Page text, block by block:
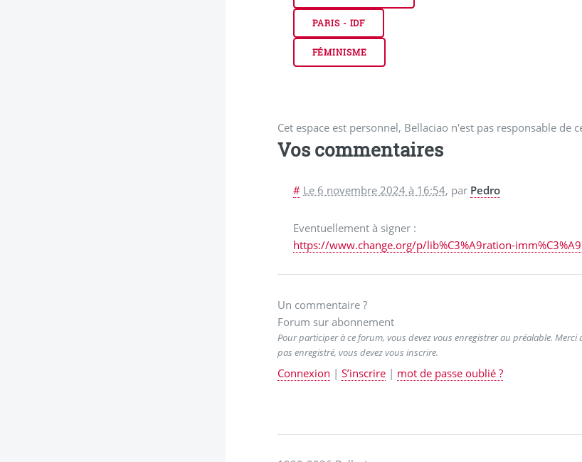
PARIS - IDF
FÉMINISME
Cet espace est personnel, Bellaciao n'est pas responsable de
Vos commentaires
# Le 6 novembre 2024 à 16:54, par Pedro
Eventuellement à signer :
https://www.change.org/p/lib%C3%A9ration-
Un commentaire ?
Forum sur abonnement
Pour participer à ce forum, vous devez vous enregistrer au préalable.
pas enregistré, vous devez vous inscrire.
Connexion |S’inscrire | mot de passe oublié ?